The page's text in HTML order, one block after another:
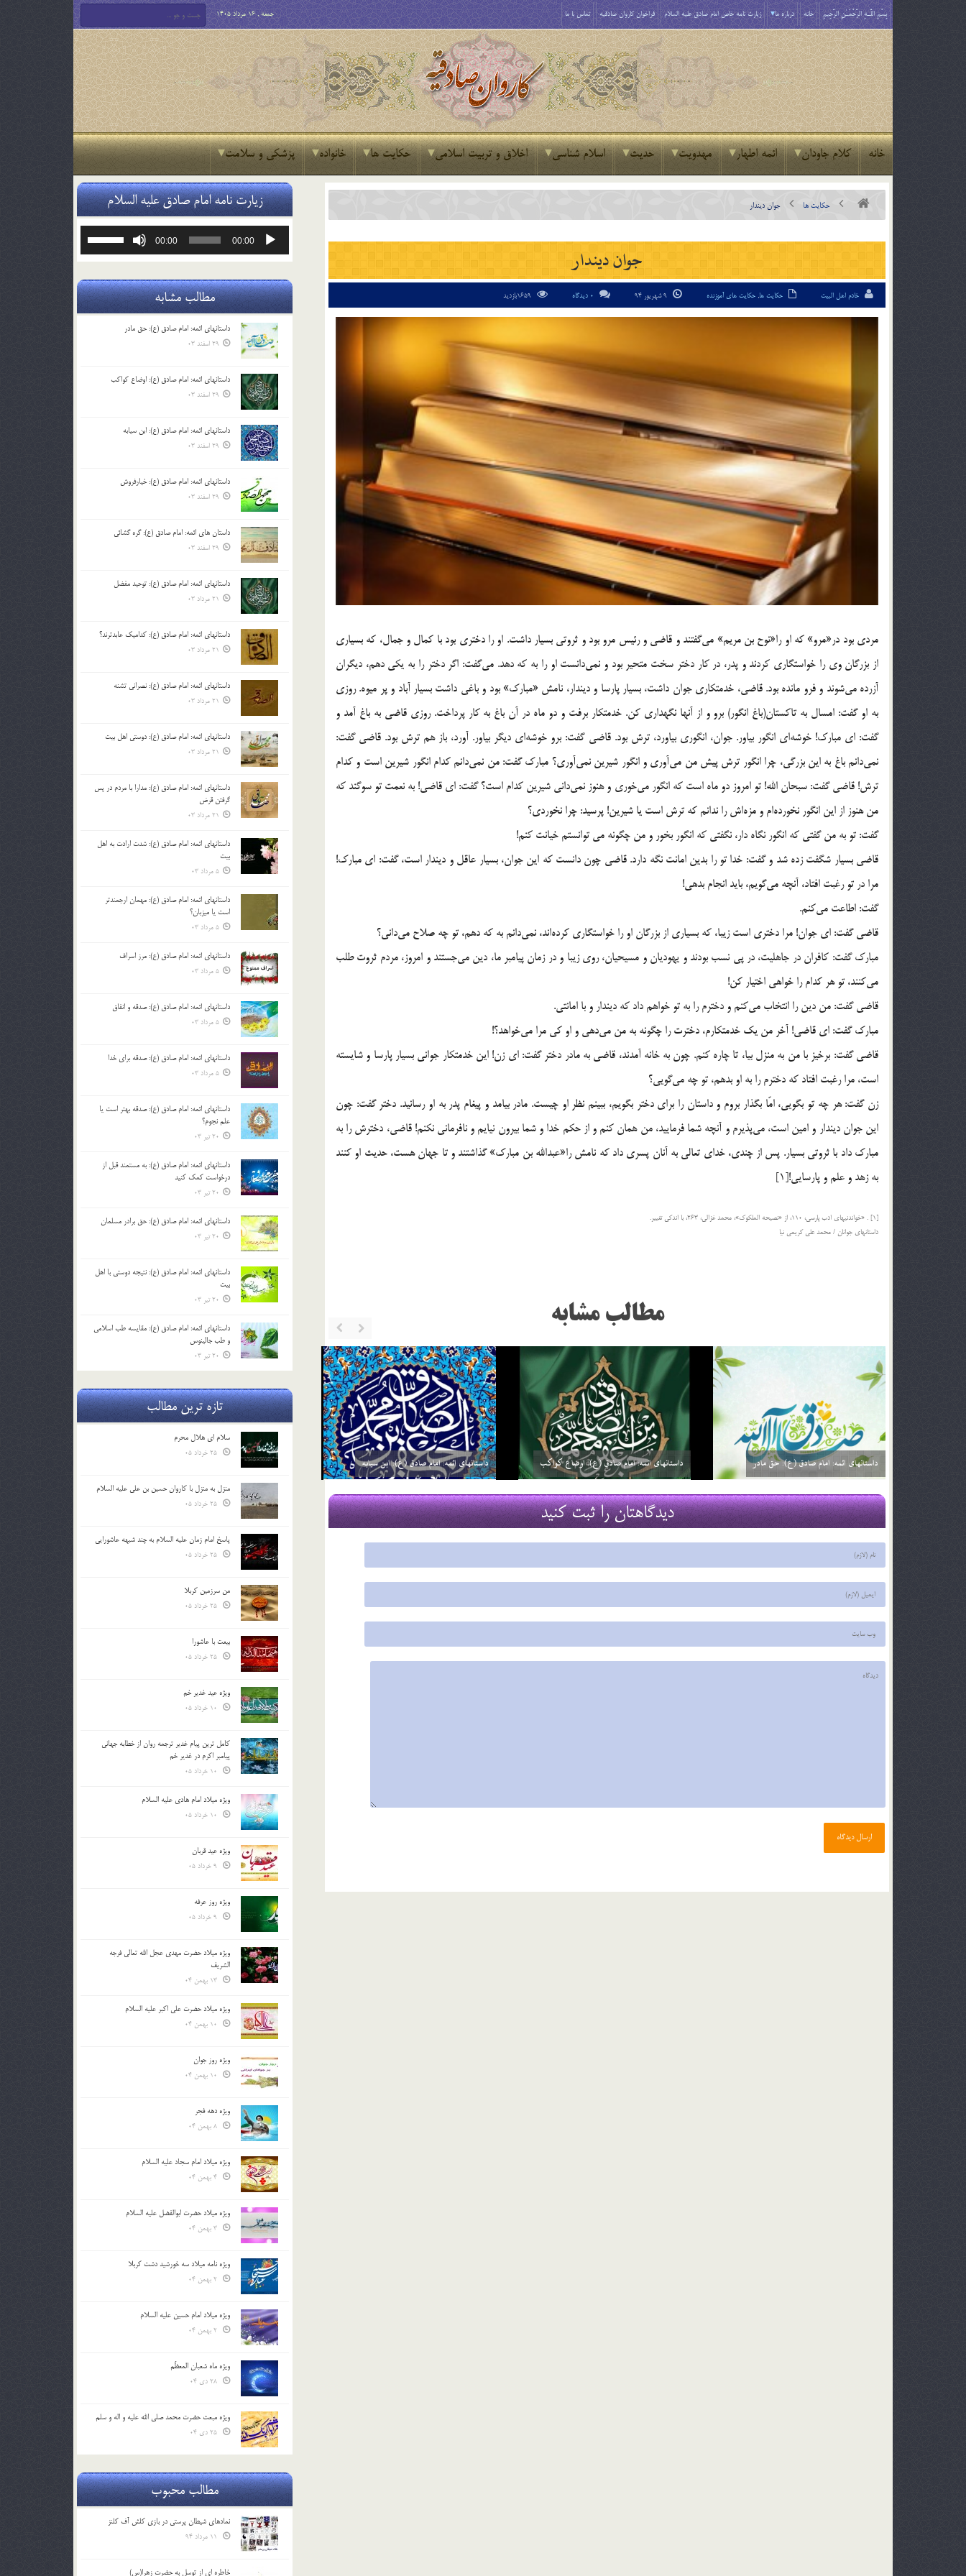
بِسْمِ اللَّـهِ الرَّحْمَـٰنِ الرَّحِيمِ خانه درباره ما زیارت نامه خاص امام صادق علیه السلام فراخوان کاروان صادقیه تماس با ما جمعه , 16 مرداد 1405
خانه کلام جاودان ائمه اطهار مهدویت حدیث اسلام شناسی اخلاق و تربیت اسلامی حکایت ها خانواده پزشکی و سلامت
حکایت ها جوان ديندار
جوان ديندار
خادم اهل البیت حکایت ها, حکایت های آموزنده 0 دیدگاه
مردي بود در«مرو» كه او را«نوح بن مريم» مي‌گفتند و قاضي و رئيس مرو بود و ثروتي بسيار داشت. او را دختري بود با كمال و جمال، كه بسياري
از بزرگان وي را خواستگاري كردند و پدر، در كار دختر سخت متحير بود و نمي‌دانست او را به كه دهد. مي‌گفت: اگر دختر را به يكي دهم، ديگران
آزرده مي‌شوند و فرو مانده بود. قاضي، خدمتكاري جوان داشت، بسيار پارسا و ديندار، نامش «مبارك» بود و باغي داشت بسيار آباد و پر ميوه. روزي
به او گفت: امسال به تاكستان(باغ انگور) برو و از آنها نگهداري كن. خدمتكار برفت و دو ماه در آن باغ به كار پرداخت. روزي قاضي به باغ آمد و
گفت: اي مبارك! خوشه‌اي انگور بياور. جوان، انگوري بياورد، ترش بود. قاضي گفت: برو خوشه‌اي ديگر بياور. آورد، باز هم ترش بود. قاضي گفت:
نمي‌دانم باغ به اين بزرگي، چرا انگور ترش پيش من مي‌آوري و انگور شيرين نمي‌آوري؟ مبارك گفت: من نمي‌دانم كدام انگور شيرين است و كدام
ترش! قاضي گفت: سبحان الله! تو امروز دو ماه است كه انگور مي‌خوري و هنوز نمي‌داني شيرين كدام است؟ گفت: اي قاضي! به نعمت تو سوگند كه
من هنوز از اين انگور نخورده‌ام و مزه‌اش را ندانم كه ترش است يا شيرين! پرسيد: چرا نخوردي؟
گفت: تو به من گفتي كه انگور نگاه دار، نگفتي كه انگور بخور و من چگونه مي توانستم خيانت كنم!
قاضي بسيار شگفت زده شد و گفت: خدا تو را بدين امانت نگه دارد. قاضي چون دانست كه اين جوان، بسيار عاقل و ديندار است، گفت: اي مبارك!
مرا در تو رغبت افتاد، آنچه مي‌گويم، بايد انجام بدهي!
گفت: اطاعت مي‌كنم.
قاضي گفت: اي جوان! مرا دختري است زيبا، كه بسياري از بزرگان او را خواستگاري كرده‌اند، نمي‌دانم به كه دهم، تو چه صلاح مي‌داني؟
مبارك گفت: كافران در جاهليت، در پي نسب بودند و يهوديان و مسيحيان، روي زيبا و در زمان پيامبر ما، دين مي‌جستند و امروز، مردم ثروت طلب
مي‌كنند، تو هر كدام را خواهي اختيار كن!
قاضي گفت: من دين را انتخاب مي‌كنم و دخترم را به تو خواهم داد كه ديندار و با امانتي.
مبارك گفت: اي قاضي! آخر من يك خدمتكارم، دخترت را چگونه به من مي‌دهي و او كي مرا مي‌خواهد؟!
قاضي گفت: برخيز با من به منزل بيا، تا چاره كنم. چون به خانه آمدند، قاضي به مادر دختر گفت: اي زن! اين خدمتكار جواني بسيار پارسا و شايسته
است، مرا رغبت افتاد كه دخترم را به او بدهم، تو چه مي‌‌گويي؟
زن گفت: هر چه تو بگويي، امّا بگذار بروم و داستان را براي دختر بگويم، ببينم نظر او چيست. مادر بيامد و پيغام پدر به او رسانيد. دختر گفت: چون
اين جوان ديندار و امين است، مي‌پذيرم و آنچه شما فرماييد، من همان كنم و از حكم خدا و شما بيرون نيايم و نافرماني نكنم! قاضي، دخترش را به
مبارك داد با ثروتي بسيار. پس از چندي، خداي تعالي به آنان پسري داد كه نامش را«عبدالله بن مبارك» گذاشتند و تا جهان هست، حديث او كنند
به زهد و علم و پارسايي![1]
[1] . «خواندنيهاي ادب پارسي، 110، از «نصيحه الملكوك»، محمد غزالي، 263، با اندكي تغيير.
داستانهاي جوانان / محمد علي کريمي نيا
مطالب مشابه
داستانهای ائمه: امام صادق (ع): خیارفروش
29 اسفند 03
داستان های ائمه: امام صادق (ع): گره گشائی
29 اسفند 03
داستانهای ائمه: امام صادق (ع): توحید مفضل
21 مرداد 03
دیدگاهتان را ثبت کنید
زیارت نامه امام صادق علیه السلام
پخش‌کننده
00:00
00:00
یا
صدا
کلیدهای
مطالب مشابه
داستانهای ائمه: امام صادق (ع): حق مادر
29 اسفند 03
داستانهای ائمه: امام صادق (ع): اوضاع کواکب
29 اسفند 03
داستانهای ائمه: امام صادق (ع): ابن سیابه
29 اسفند 03
داستانهای ائمه: امام صادق (ع): خیارفروش
29 اسفند 03
داستان های ائمه: امام صادق (ع): گره گشائی
29 اسفند 03
داستانهای ائمه: امام صادق (ع): توحید مفضل
21 مرداد 03
داستانهای ائمه: امام صادق (ع): کدامیک عابدترند؟
21 مرداد 03
داستانهای ائمه: امام صادق (ع): نصرانی تشنه
21 مرداد 03
داستانهای ائمه: امام صادق (ع): دوستی اهل بیت
21 مرداد 03
داستانهای ائمه: امام صادق (ع): مدارا با مردم در پس
گرفتن قرض
21 مرداد 03
داستانهای ائمه: امام صادق (ع): شدت ارادت به اهل
بیت
5 مرداد 03
داستانهای ائمه: امام صادق (ع): مهمان ارجمندتر
است یا میزبان؟
5 مرداد 03
داستانهای ائمه: امام صادق (ع): مرز اسراف
5 مرداد 03
داستانهای ائمه: امام صادق (ع): صدقه و انفاق
5 مرداد 03
داستانهای ائمه: امام صادق (ع): صدقه برای خدا
5 مرداد 03
داستانهای ائمه: امام صادق (ع): صدقه بهتر است یا
علم نجوم؟
20 تیر 03
داستانهای ائمه: امام صادق (ع): به مستمند قبل از
درخواست کمک کنید
20 تیر 03
داستانهای ائمه: امام صادق (ع): حق برادر مسلمان
20 تیر 03
داستانهای ائمه: امام صادق (ع): نتیجه دوستی با اهل
بیت
20 تیر 03
داستانهای ائمه: امام صادق (ع): مقایسه طب اسلامی
و طب جالینوس
20 تیر 03
تازه ترین مطالب
سلام ای هلال محرم
منزل به منزل با کاروان حسین بن علی علیه السلام
پاسخ امام زمان علیه السلام به چند شبهه عاشورایی
من سرزمین کربلا
بیعت با عاشورا
ویژه عید غدیر خم
کامل ترین پیام غدیر ترجمه روان از خطابه جهانی
پیامبر اکرم در غدیر خم
ویژه میلاد امام هادی علیه السلام
ویژه عید قربان
ویژه روز عرفه
ویژه میلاد حضرت مهدی عجل الله تعالی فرجه
الشريف
ویژه میلاد حضرت علی اکبر علیه السلام
ویژه روز جوان
ویژه دهه فجر
ویژه میلاد امام سجاد علیه السلام
ویژه میلاد حضرت ابوالفضل علیه السلام
ویژه نامه میلاد سه خورشید دشت کربلا
ویژه میلاد امام حسین علیه السلام
ویژه ماه شعبان المعظّم
ویژه مبعث حضرت محمد صلی الله علیه و اله و سلم
مطالب محبوب
نمادهای شیطان پرستی در بازی کلش آف کلنز
خاطره ای از توسل به حضرت زهرا(س)